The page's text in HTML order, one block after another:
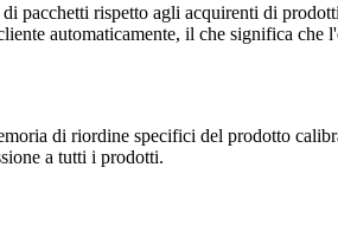
pacchetti rispetto agli acquirenti di
automaticamente, il che significa che
di riordine specifici del prodotto
a tutti i prodotti.